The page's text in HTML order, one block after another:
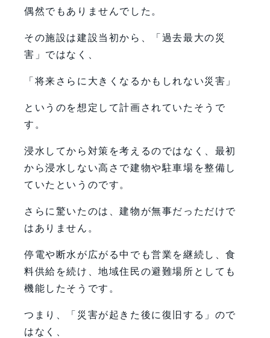
偶然でもありませんでした。
その施設は建設当初から、「過去最大の災
害」ではなく、
「将来さらに大きくなるかもしれない災害」
というのを想定して計画されていたそうで
す。
浸水してから対策を考えるのではなく、最初
から浸水しない高さで建物や駐車場を整備し
ていたというのです。
さらに驚いたのは、建物が無事だっただけで
はありません。
停電や断水が広がる中でも営業を継続し、食
料供給を続け、地域住民の避難場所としても
機能したそうです。
つまり、「災害が起きた後に復旧する」ので
はなく、